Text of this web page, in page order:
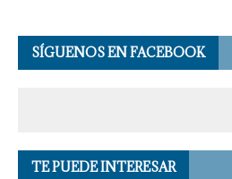
SÍGUENOS EN FACEBOOK
TE PUEDE INTERESAR